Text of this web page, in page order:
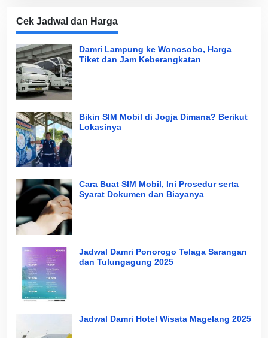
Cek Jadwal dan Harga
Damri Lampung ke Wonosobo, Harga
Tiket dan Jam Keberangkatan
Bikin SIM Mobil di Jogja Dimana? Berikut
Lokasinya
Cara Buat SIM Mobil, Ini Prosedur serta
Syarat Dokumen dan Biayanya
Jadwal Damri Ponorogo Telaga Sarangan
dan Tulungagung 2025
Jadwal Damri Hotel Wisata Magelang 2025